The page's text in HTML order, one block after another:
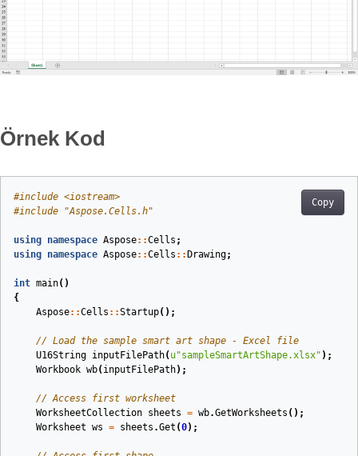
Örnek Kod
Copy
#include <iostream>
#include "Aspose.Cells.h"
using namespace Aspose::Cells ;
using namespace Aspose::Cells :: Drawing;
int main()
{
Aspose::Cells ::Startup();
// Load the sample smart art shape - Excel file
U16String inputFilePath( u"sampleSmartArtShape.xlsx" ) ;
Workbook wb( inputFilePath) ;
// Access first worksheet
WorksheetCollection sheets = wb.GetWorksheets ();
Worksheet ws = sheets .Get (0);